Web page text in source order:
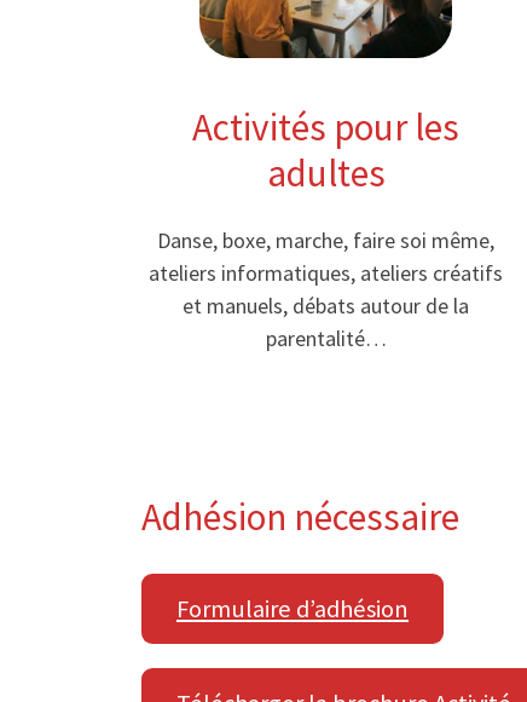
Activités pour les
adultes
Danse, boxe, marche, faire soi même,
ateliers informatiques, ateliers créatifs
et manuels, débats autour de la
parentalité…
Adhésion nécessaire
Formulaire d’adhésion